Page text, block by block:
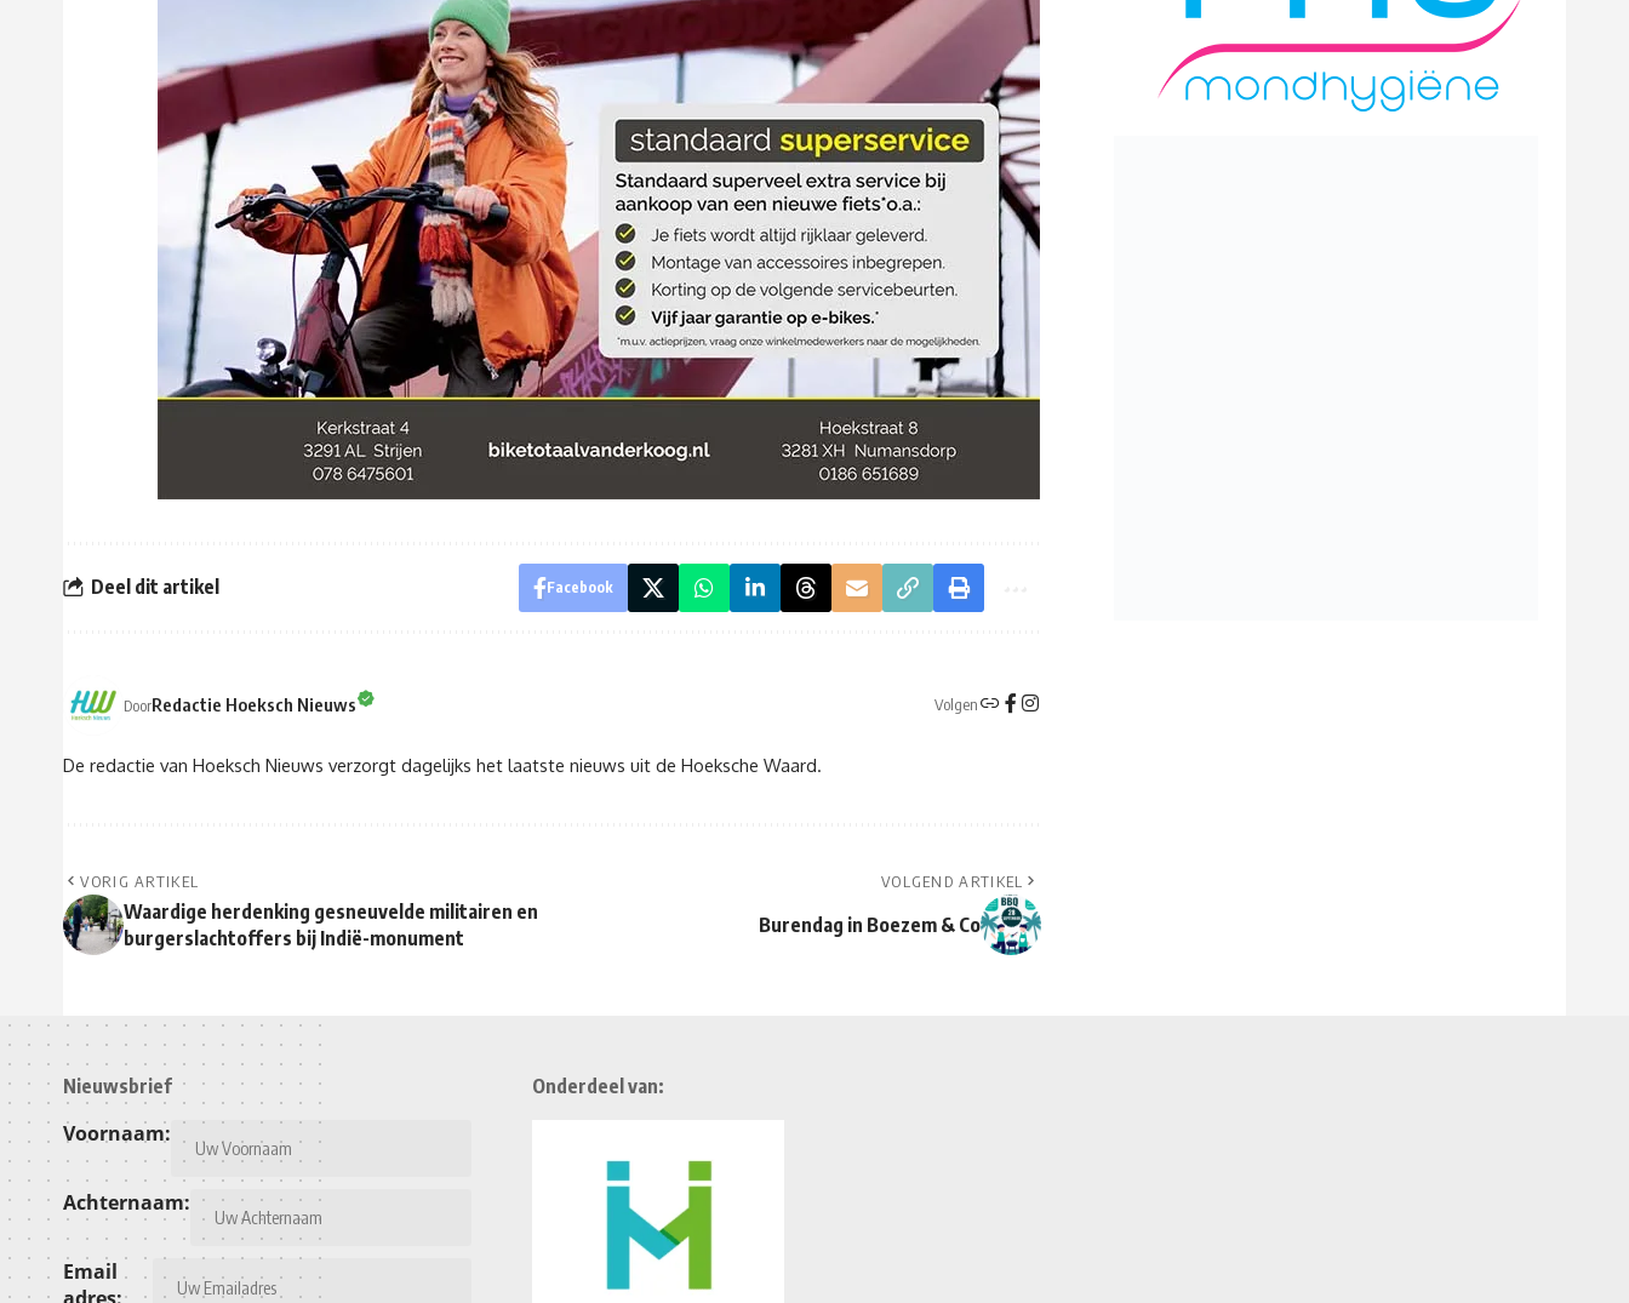
Deel dit artikel Facebook
DoorRedactie Hoeksch Nieuws Volgen
De redactie van Hoeksch Nieuws verzorgt dagelijks het laatste nieuws uit de Hoeksche Waard.
VORIG ARTIKEL
Waardige herdenking gesneuvelde militairen en
burgerslachtoffers bij Indië-monument
VOLGEND ARTIKEL
Burendag in Boezem & Co
Nieuwsbrief
Voornaam:
Achternaam:
Email
adres:
Onderdeel van: